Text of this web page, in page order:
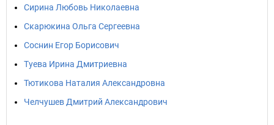
Сирина Любовь Николаевна
Скарюкина Ольга Сергеевна
Соснин Егор Борисович
Туева Ирина Дмитриевна
Тютикова Наталия Александровна
Челчушев Дмитрий Александрович